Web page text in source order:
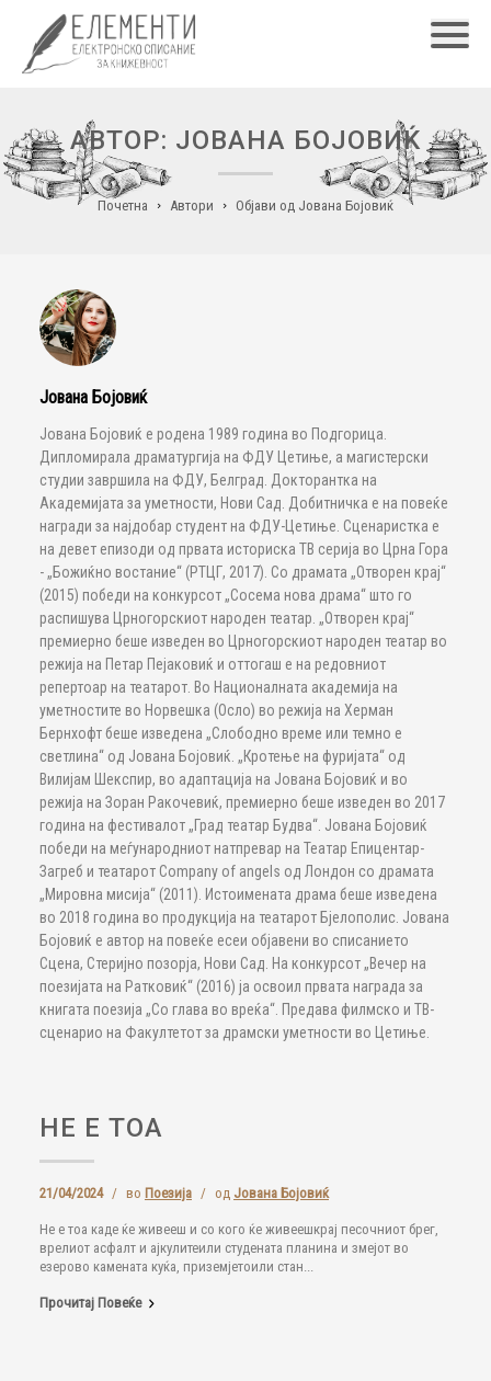
АВТОР: ЈОВАНА БОЈОВИЌ
Почетна Автори Објави од Јована Бојовиќ
Јована Бојовиќ
Јована Бојовиќ е родена 1989 година во Подгорица.
Дипломирала драматургија на ФДУ Цетиње, а магистерски
студии завршила на ФДУ, Белград. Докторантка на
Академијата за уметности, Нови Сад. Добитничка е на повеќе
награди за најдобар студент на ФДУ-Цетиње. Сценаристка е
на девет епизоди од првата историска ТВ серија во Црна Гора
- „Божиќно востание“ (РТЦГ, 2017). Со драмата „Отворен крај“
(2015) победи на конкурсот „Сосема нова драма“ што го
распишува Црногорскиот народен театар. „Отворен крај“
премиерно беше изведен во Црногорскиот народен театар во
режија на Петар Пејаковиќ и оттогаш е на редовниот
репертоар на театарот. Во Националната академија на
уметностите во Норвешка (Осло) во режија на Херман
Бернхофт беше изведена „Слободно време или темно е
светлина“ од Јована Бојовиќ. „Кротење на фуријата“ од
Вилијам Шекспир, во адаптација на Јована Бојовиќ и во
режија на Зоран Ракочевиќ, премиерно беше изведен во 2017
година на фестивалот „Град театар Будва“. Јована Бојовиќ
победи на меѓународниот натпревар на Театар Епицентар-
Загреб и театарот Company of angels од Лондон со драмата
„Мировна мисија“ (2011). Истоимената драма беше изведена
во 2018 година во продукција на театарот Бјелополис. Јована
Бојовиќ е автор на повеќе есеи објавени во списанието
Сцена, Стеријно позорја, Нови Сад. На конкурсот „Вечер на
поезијата на Ратковиќ“ (2016) ја освоил првата награда за
книгата поезија „Со глава во вреќа“. Предава филмско и ТВ-
сценарио на Факултетот за драмски уметности во Цетиње.
НЕ Е ТОА
21/04/2024 / во Поезија / од Јована Бојовиќ
Не е тоа каде ќе живееш и со кого ќе живеешкрај песочниот брег,
врелиот асфалт и ајкулитеили студената планина и змејот во
езерово камената куќа, приземјетоили стан...
Прочитај Повеќе